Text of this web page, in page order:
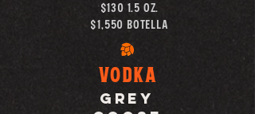
$130 1.5 OZ.
$1,550 botella
VODKA
GREY